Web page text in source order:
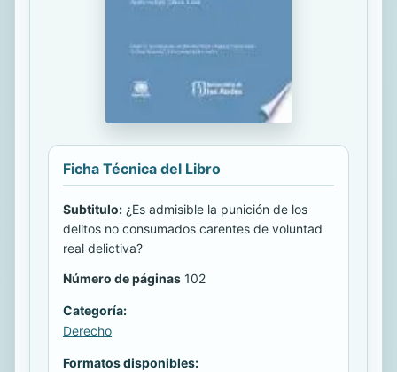
Ficha Técnica del Libro
Subtitulo: ¿Es admisible la punición de los
delitos no consumados carentes de voluntad
real delictiva?
Número de páginas 102
Categoría:
Derecho
Formatos disponibles: